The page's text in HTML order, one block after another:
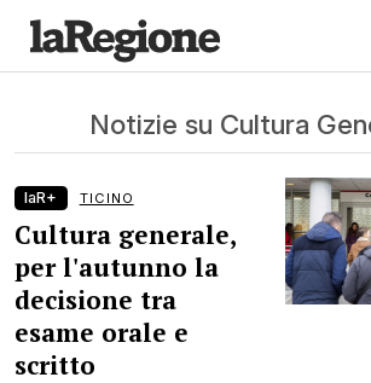
Notizie su Cultura
laR+ TICINO
Cultura generale,
per l'autunno la
decisione tra
esame orale e
scritto